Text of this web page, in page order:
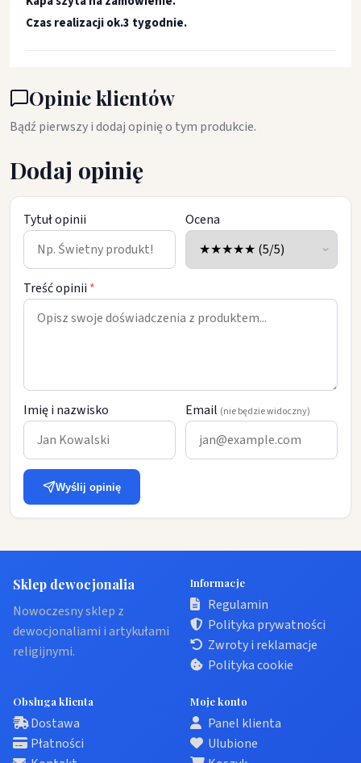
Czas realizacji ok.3 tygodnie.
Opinie klientów
Bądź pierwszy i dodaj opinię o tym produkcie.
Dodaj opinię
Tytuł opinii Ocena
Treść opinii *
Imię i nazwisko Email (nie będzie widoczny)
Wyślij opinię
Sklep dewocjonalia
Nowoczesny sklep z
dewocjonaliami i artykułami
religijnymi.
Informacje
Regulamin
Polityka prywatności
Zwroty i reklamacje
Polityka cookie
Obsługa klienta
Dostawa
Płatności
Moje konto
Panel klienta
Ulubione